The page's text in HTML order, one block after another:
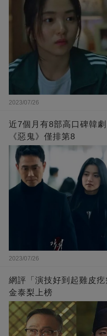
2023/07/26
近7個月有8部高口碑韓
《惡鬼》僅排第8
2023/07/26
網評「演技好到起雞皮疙
金泰梨上榜